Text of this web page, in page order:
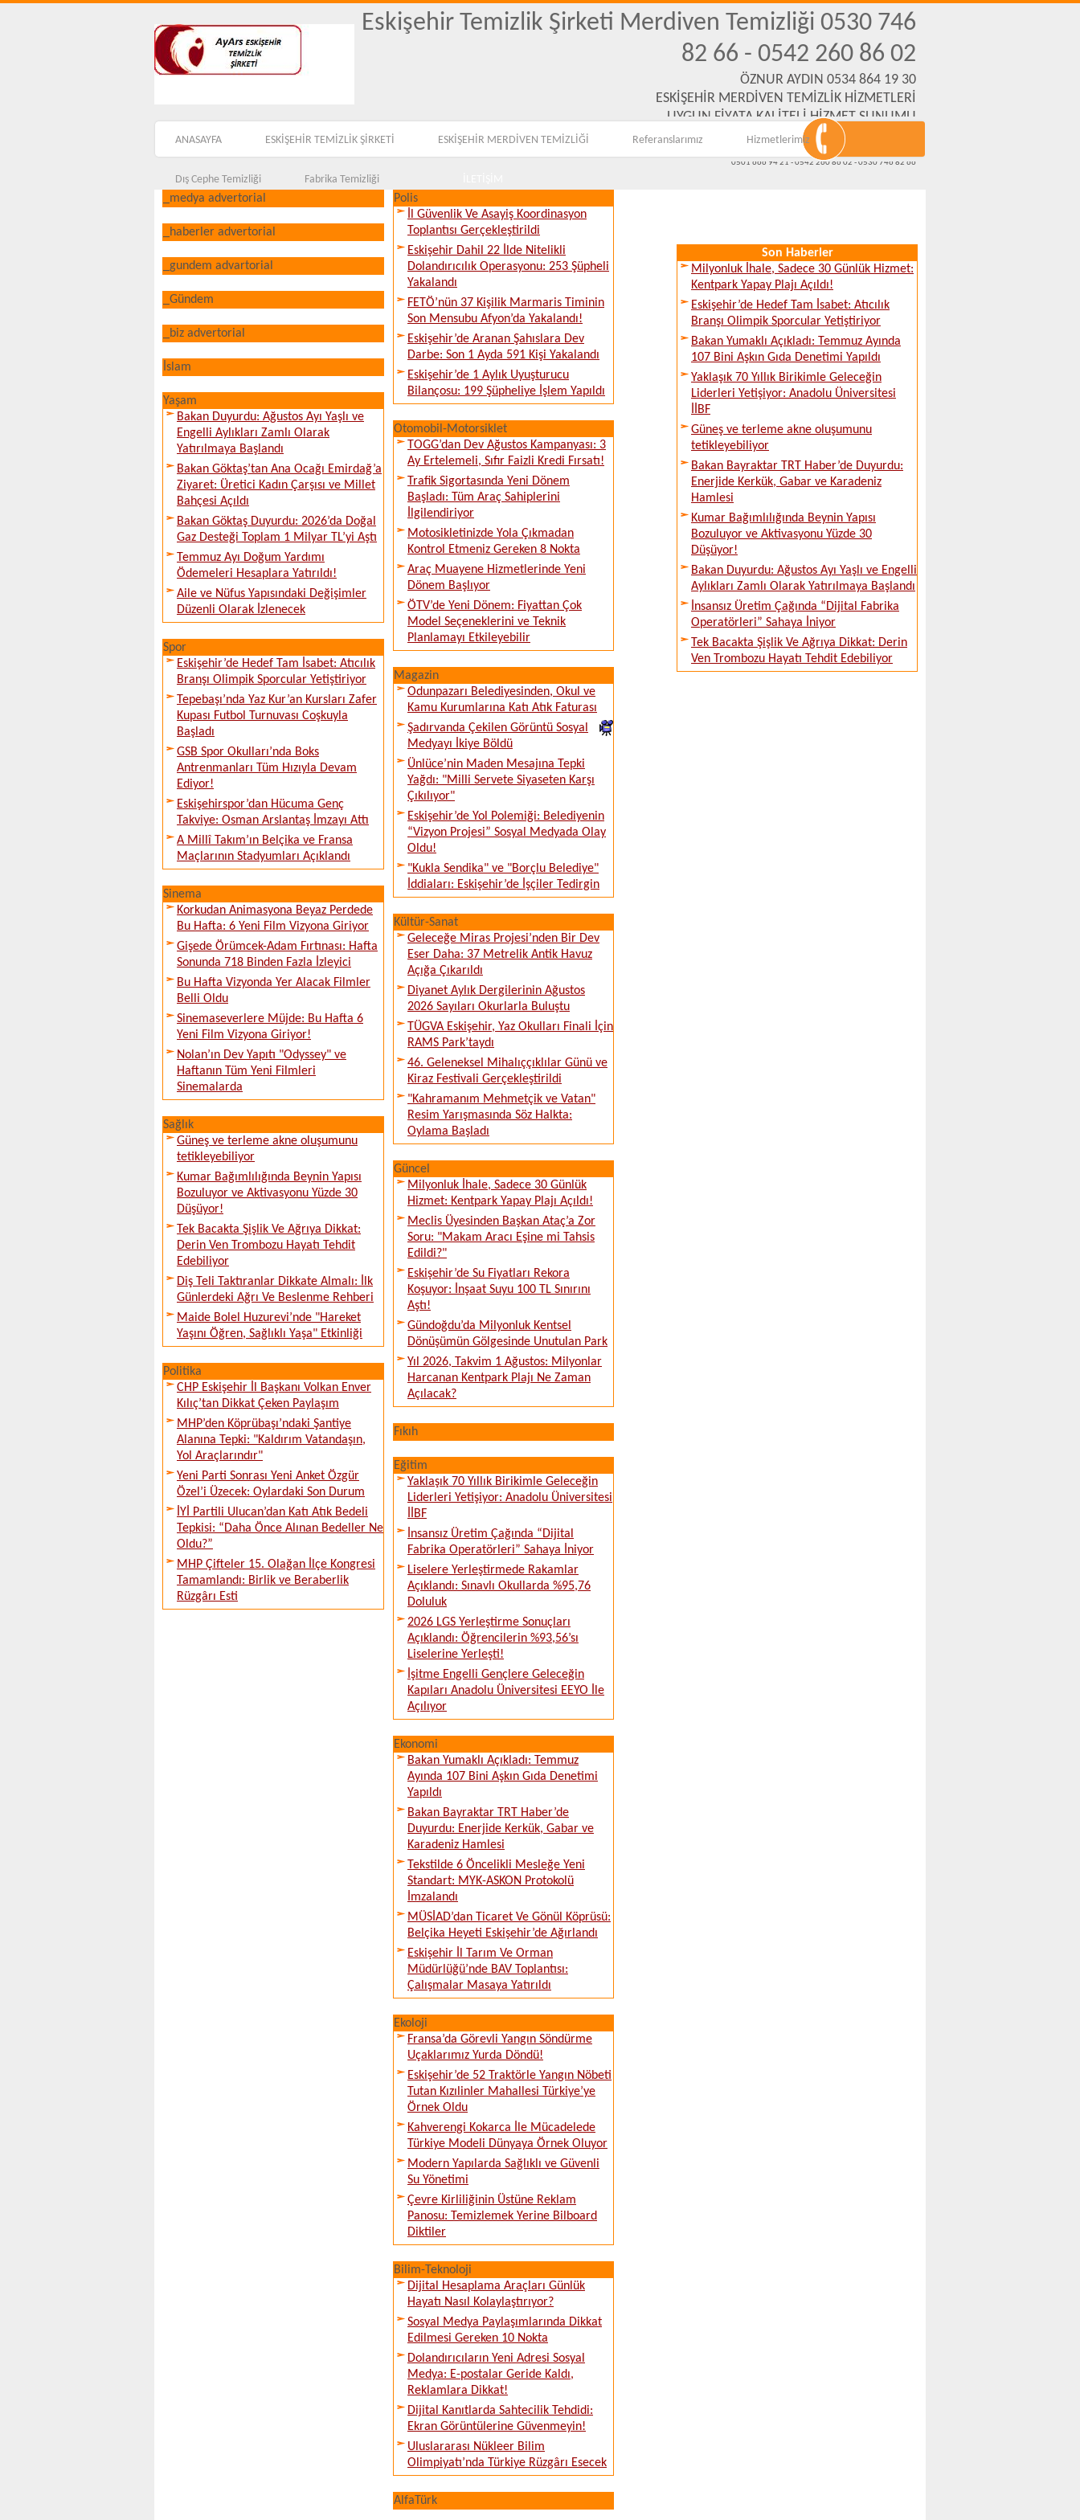
Eskişehir Temizlik Şirketi Merdiven Temizliği 0530 746
82 66 - 0542 260 86 02
ÖZNUR AYDIN 0534 864 19 30
ESKİŞEHİR MERDİVEN TEMİZLİK HİZMETLERİ
UYGUN FİYATA KALİTELİ HİZMET SUNUMU
Emek Mh. Yanartaş Sk. No:31 Eskişehir
www.eskisehirmerdiventemizliksirketi.com
0501 666 94 21 - 0542 260 86 02 - 0530 746 82 66
ANASAYFA ESKİŞEHİR TEMİZLİK ŞİRKETİ ESKİŞEHİR MERDİVEN TEMİZLİĞİ Referanslarımız Hizmetlerimiz
Dış Cephe Temizliği Fabrika Temizliği
_medya advertorial
_haberler advertorial
_gundem advartorial
_Gündem
_biz advertorial
İslam
Yaşam
Bakan Duyurdu: Ağustos Ayı Yaşlı ve
Engelli Aylıkları Zamlı Olarak
Yatırılmaya Başlandı
Bakan Göktaş’tan Ana Ocağı Emirdağ’a
Ziyaret: Üretici Kadın Çarşısı ve Millet
Bahçesi Açıldı
Bakan Göktaş Duyurdu: 2026’da Doğal
Gaz Desteği Toplam 1 Milyar TL’yi Aştı
Temmuz Ayı Doğum Yardımı
Ödemeleri Hesaplara Yatırıldı!
Aile ve Nüfus Yapısındaki Değişimler
Düzenli Olarak İzlenecek
Spor
Eskişehir’de Hedef Tam İsabet: Atıcılık
Branşı Olimpik Sporcular Yetiştiriyor
Tepebaşı’nda Yaz Kur’an Kursları Zafer
Kupası Futbol Turnuvası Coşkuyla
Başladı
GSB Spor Okulları’nda Boks
Antrenmanları Tüm Hızıyla Devam
Ediyor!
Eskişehirspor’dan Hücuma Genç
Takviye: Osman Arslantaş İmzayı Attı
A Millî Takım’ın Belçika ve Fransa
Maçlarının Stadyumları Açıklandı
Sinema
Korkudan Animasyona Beyaz Perdede
Bu Hafta: 6 Yeni Film Vizyona Giriyor
Gişede Örümcek-Adam Fırtınası: Hafta
Sonunda 718 Binden Fazla İzleyici
Bu Hafta Vizyonda Yer Alacak Filmler
Belli Oldu
Sinemaseverlere Müjde: Bu Hafta 6
Yeni Film Vizyona Giriyor!
Nolan’ın Dev Yapıtı "Odyssey" ve
Haftanın Tüm Yeni Filmleri
Sinemalarda
Sağlık
Güneş ve terleme akne oluşumunu
tetikleyebiliyor
Kumar Bağımlılığında Beynin Yapısı
Bozuluyor ve Aktivasyonu Yüzde 30
Düşüyor!
Tek Bacakta Şişlik Ve Ağrıya Dikkat:
Derin Ven Trombozu Hayatı Tehdit
Edebiliyor
Diş Teli Taktıranlar Dikkate Almalı: İlk
Günlerdeki Ağrı Ve Beslenme Rehberi
Maide Bolel Huzurevi’nde "Hareket
Yaşını Öğren, Sağlıklı Yaşa" Etkinliği
Politika
CHP Eskişehir İl Başkanı Volkan Enver
Kılıç’tan Dikkat Çeken Paylaşım
MHP’den Köprübaşı’ndaki Şantiye
Alanına Tepki: "Kaldırım Vatandaşın,
Yol Araçlarındır"
Yeni Parti Sonrası Yeni Anket Özgür
Özel’i Üzecek: Oylardaki Son Durum
İYİ Partili Ulucan’dan Katı Atık Bedeli
Tepkisi: “Daha Önce Alınan Bedeller Ne
Oldu?”
MHP Çifteler 15. Olağan İlçe Kongresi
Tamamlandı: Birlik ve Beraberlik
Rüzgârı Esti
Polis
İl Güvenlik Ve Asayiş Koordinasyon
Toplantısı Gerçekleştirildi
Eskişehir Dahil 22 İlde Nitelikli
Dolandırıcılık Operasyonu: 253 Şüpheli
Yakalandı
FETÖ’nün 37 Kişilik Marmaris Timinin
Son Mensubu Afyon’da Yakalandı!
Eskişehir’de Aranan Şahıslara Dev
Darbe: Son 1 Ayda 591 Kişi Yakalandı
Eskişehir’de 1 Aylık Uyuşturucu
Bilançosu: 199 Şüpheliye İşlem Yapıldı
Otomobil-Motorsiklet
TOGG’dan Dev Ağustos Kampanyası: 3
Ay Ertelemeli, Sıfır Faizli Kredi Fırsatı!
Trafik Sigortasında Yeni Dönem
Başladı: Tüm Araç Sahiplerini
İlgilendiriyor
Motosikletinizde Yola Çıkmadan
Kontrol Etmeniz Gereken 8 Nokta
Araç Muayene Hizmetlerinde Yeni
Dönem Başlıyor
ÖTV’de Yeni Dönem: Fiyattan Çok
Model Seçeneklerini ve Teknik
Planlamayı Etkileyebilir
Magazin
Odunpazarı Belediyesinden, Okul ve
Kamu Kurumlarına Katı Atık Faturası
Şadırvanda Çekilen Görüntü Sosyal
Medyayı İkiye Böldü
Ünlüce’nin Maden Mesajına Tepki
Yağdı: "Milli Servete Siyaseten Karşı
Çıkılıyor"
Eskişehir’de Yol Polemiği: Belediyenin
“Vizyon Projesi” Sosyal Medyada Olay
Oldu!
"Kukla Sendika" ve "Borçlu Belediye"
İddiaları: Eskişehir’de İşçiler Tedirgin
Kültür-Sanat
Geleceğe Miras Projesi’nden Bir Dev
Eser Daha: 37 Metrelik Antik Havuz
Açığa Çıkarıldı
Diyanet Aylık Dergilerinin Ağustos
2026 Sayıları Okurlarla Buluştu
TÜGVA Eskişehir, Yaz Okulları Finali İçin
RAMS Park’taydı
46. Geleneksel Mihalıççıklılar Günü ve
Kiraz Festivali Gerçekleştirildi
"Kahramanım Mehmetçik ve Vatan"
Resim Yarışmasında Söz Halkta:
Oylama Başladı
Güncel
Milyonluk İhale, Sadece 30 Günlük
Hizmet: Kentpark Yapay Plajı Açıldı!
Meclis Üyesinden Başkan Ataç’a Zor
Soru: "Makam Aracı Eşine mi Tahsis
Edildi?"
Eskişehir’de Su Fiyatları Rekora
Koşuyor: İnşaat Suyu 100 TL Sınırını
Aştı!
Gündoğdu’da Milyonluk Kentsel
Dönüşümün Gölgesinde Unutulan Park
Yıl 2026, Takvim 1 Ağustos: Milyonlar
Harcanan Kentpark Plajı Ne Zaman
Açılacak?
Fıkıh
Eğitim
Yaklaşık 70 Yıllık Birikimle Geleceğin
Liderleri Yetişiyor: Anadolu Üniversitesi
İİBF
İnsansız Üretim Çağında “Dijital
Fabrika Operatörleri” Sahaya İniyor
Liselere Yerleştirmede Rakamlar
Açıklandı: Sınavlı Okullarda %95,76
Doluluk
2026 LGS Yerleştirme Sonuçları
Açıklandı: Öğrencilerin %93,56’sı
Liselerine Yerleşti!
İşitme Engelli Gençlere Geleceğin
Kapıları Anadolu Üniversitesi EEYO İle
Açılıyor
Ekonomi
Bakan Yumaklı Açıkladı: Temmuz
Ayında 107 Bini Aşkın Gıda Denetimi
Yapıldı
Bakan Bayraktar TRT Haber’de
Duyurdu: Enerjide Kerkük, Gabar ve
Karadeniz Hamlesi
Tekstilde 6 Öncelikli Mesleğe Yeni
Standart: MYK-ASKON Protokolü
İmzalandı
MÜSİAD’dan Ticaret Ve Gönül Köprüsü:
Belçika Heyeti Eskişehir’de Ağırlandı
Eskişehir İl Tarım Ve Orman
Müdürlüğü’nde BAV Toplantısı:
Çalışmalar Masaya Yatırıldı
Ekoloji
Fransa’da Görevli Yangın Söndürme
Uçaklarımız Yurda Döndü!
Eskişehir’de 52 Traktörle Yangın Nöbeti
Tutan Kızılinler Mahallesi Türkiye’ye
Örnek Oldu
Kahverengi Kokarca İle Mücadelede
Türkiye Modeli Dünyaya Örnek Oluyor
Modern Yapılarda Sağlıklı ve Güvenli
Su Yönetimi
Çevre Kirliliğinin Üstüne Reklam
Panosu: Temizlemek Yerine Bilboard
Diktiler
Bilim-Teknoloji
Dijital Hesaplama Araçları Günlük
Hayatı Nasıl Kolaylaştırıyor?
Sosyal Medya Paylaşımlarında Dikkat
Edilmesi Gereken 10 Nokta
Dolandırıcıların Yeni Adresi Sosyal
Medya: E-postalar Geride Kaldı,
Reklamlara Dikkat!
Dijital Kanıtlarda Sahtecilik Tehdidi:
Ekran Görüntülerine Güvenmeyin!
Uluslararası Nükleer Bilim
Olimpiyatı’nda Türkiye Rüzgârı Esecek
AlfaTürk
Son Haberler
Milyonluk İhale, Sadece 30 Günlük Hizmet:
Kentpark Yapay Plajı Açıldı!
Eskişehir’de Hedef Tam İsabet: Atıcılık
Branşı Olimpik Sporcular Yetiştiriyor
Bakan Yumaklı Açıkladı: Temmuz Ayında
107 Bini Aşkın Gıda Denetimi Yapıldı
Yaklaşık 70 Yıllık Birikimle Geleceğin
Liderleri Yetişiyor: Anadolu Üniversitesi
İİBF
Güneş ve terleme akne oluşumunu
tetikleyebiliyor
Bakan Bayraktar TRT Haber’de Duyurdu:
Enerjide Kerkük, Gabar ve Karadeniz
Hamlesi
Kumar Bağımlılığında Beynin Yapısı
Bozuluyor ve Aktivasyonu Yüzde 30
Düşüyor!
Bakan Duyurdu: Ağustos Ayı Yaşlı ve Engelli
Aylıkları Zamlı Olarak Yatırılmaya Başlandı
İnsansız Üretim Çağında “Dijital Fabrika
Operatörleri” Sahaya İniyor
Tek Bacakta Şişlik Ve Ağrıya Dikkat: Derin
Ven Trombozu Hayatı Tehdit Edebiliyor